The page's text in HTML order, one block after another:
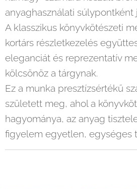
anyaghasználati súlypontként
A klasszikus könyvkötészeti
kortárs részletkezelés
eleganciát és reprezentatív
kölcsönöz a tárgynak.
Ez a munka presztízsértékű
született meg, ahol a
hagyománya, az anyag
figyelem egyetlen, egységes